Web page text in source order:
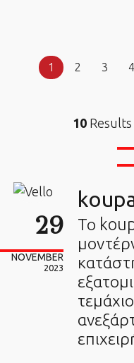
1 2 3 4
10Results
29
NOVEMBER
2023
Το